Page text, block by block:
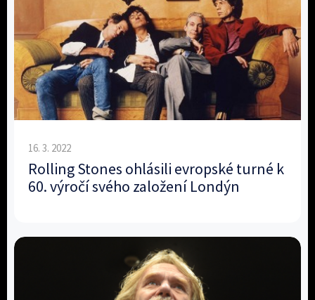
16. 3. 2022
Rolling Stones ohlásili evropské turné k
60. výročí svého založení Londýn